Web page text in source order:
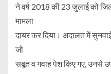
ने वर्ष 2018 की 23 जुलाई को
मामला
दायर कर दिया। अदालत में
जो
सबूत व गवाह पेश किए गए, उनसे